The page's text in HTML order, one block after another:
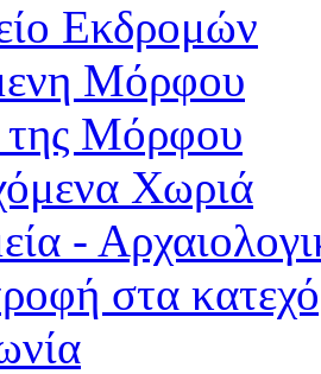
Εκδρομών
Μόρφου
Μόρφου
Χωριά
-
στα